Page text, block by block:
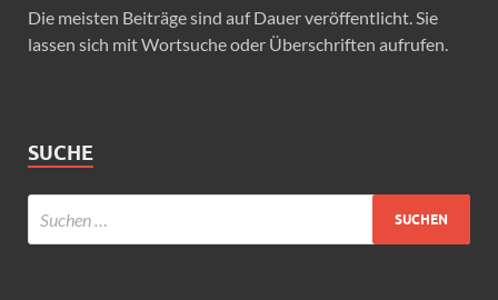
Die meisten Beiträge sind auf Dauer veröffentlicht. Sie
lassen sich mit Wortsuche oder Überschriften aufrufen.
SUCHE